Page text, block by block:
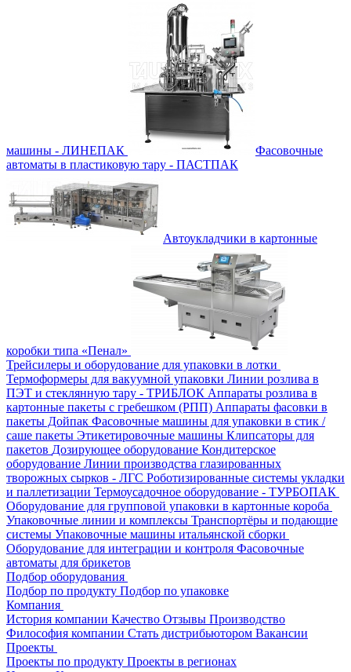
машины - ЛИНЕПАК
Фасовочные
автоматы в пластиковую тару - ПАСТПАК
Автоукладчики в картонные
коробки типа «Пенал»
Трейсилеры и оборудование для упаковки в лотки
Термоформеры для вакуумной упаковки Линии розлива в
ПЭТ и стеклянную тару - ТРИБЛОК Аппараты розлива в
картонные пакеты с гребешком (РПП) Аппараты фасовки в
пакеты Дойпак Фасовочные машины для упаковки в стик /
саше пакеты Этикетировочные машины Клипсаторы для
пакетов Дозирующее оборудование Кондитерское
оборудование Линии производства глазированных
творожных сырков - ЛГС Роботизированные системы укладки
и паллетизации Термоусадочное оборудование - ТУРБОПАК
Оборудование для групповой упаковки в картонные короба
Упаковочные линии и комплексы Транспортёры и подающие
системы Упаковочные машины итальянской сборки
Оборудование для интеграции и контроля Фасовочные
автоматы для брикетов
Подбор оборудования
Подбор по продукту Подбор по упаковке
Компания
История компании Качество Отзывы Производство
Философия компании Стать дистрибьютором Вакансии
Проекты
Проекты по продукту Проекты в регионах